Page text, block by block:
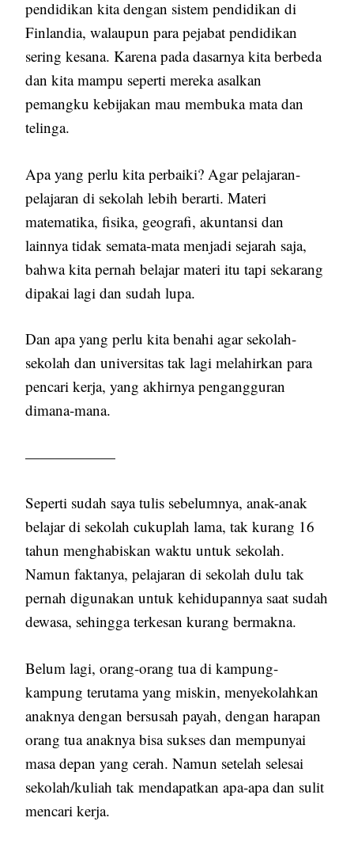
pendidikan kita dengan sistem pendidikan di
Finlandia, walaupun para pejabat pendidikan
sering kesana. Karena pada dasarnya kita berbeda
dan kita mampu seperti mereka asalkan
pemangku kebijakan mau membuka mata dan
telinga.
Apa yang perlu kita perbaiki? Agar pelajaran-
pelajaran di sekolah lebih berarti. Materi
matematika, fisika, geografi, akuntansi dan
lainnya tidak semata-mata menjadi sejarah saja,
bahwa kita pernah belajar materi itu tapi sekarang
dipakai lagi dan sudah lupa.
Dan apa yang perlu kita benahi agar sekolah-
sekolah dan universitas tak lagi melahirkan para
pencari kerja, yang akhirnya pengangguran
dimana-mana.
——————
Seperti sudah saya tulis sebelumnya, anak-anak
belajar di sekolah cukuplah lama, tak kurang 16
tahun menghabiskan waktu untuk sekolah.
Namun faktanya, pelajaran di sekolah dulu tak
pernah digunakan untuk kehidupannya saat sudah
dewasa, sehingga terkesan kurang bermakna.
Belum lagi, orang-orang tua di kampung-
kampung terutama yang miskin, menyekolahkan
anaknya dengan bersusah payah, dengan harapan
orang tua anaknya bisa sukses dan mempunyai
masa depan yang cerah. Namun setelah selesai
sekolah/kuliah tak mendapatkan apa-apa dan sulit
mencari kerja.